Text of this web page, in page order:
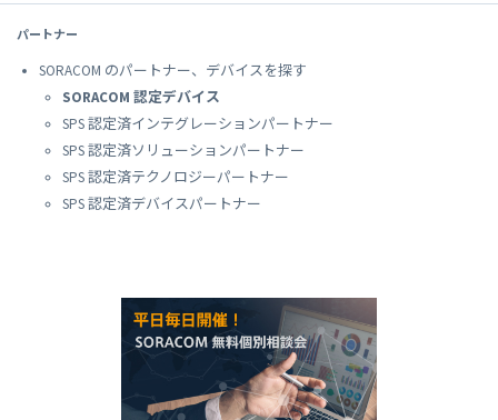
パートナー
SORACOM のパートナー、デバイスを探す
SORACOM 認定デバイス
SPS 認定済インテグレーションパートナー
SPS 認定済ソリューションパートナー
SPS 認定済テクノロジーパートナー
SPS 認定済デバイスパートナー